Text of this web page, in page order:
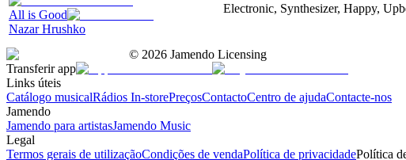
All is Good
Nazar Hrushko
Electronic, Synthesizer, Happy,
© 2026 Jamendo Licensing
Transferir app
Links úteis
Catálogo musicalRádios In-storePreçosContactoCentro de ajudaContacte-nos
Jamendo
Jamendo para artistasJamendo Music
Legal
Termos gerais de utilizaçãoCondições de vendaPolítica de privacidadePolítica